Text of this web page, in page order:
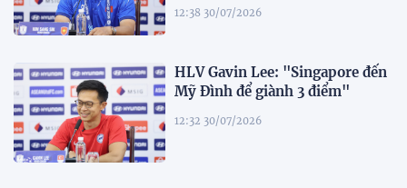
12:38 30/07/2026
HLV Gavin Lee: "Singapore đến
Mỹ Đình để giành 3 điểm"
12:32 30/07/2026